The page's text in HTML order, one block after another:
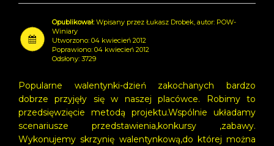
Wpisany przez Łukasz Drobek, autor: POW-
Winiary
Utworzono: 04 kwiecień 2012
Poprawiono: 04 kwiecień 2012
Odsłony: 3729
Popularne walentynki-dzień zakochanych bardzo
dobrze przyjęły się w naszej placówce. Robimy to
przedsięwzięcie metodą projektu.Wspólnie układamy
scenariusze przedstawienia,konkursy ,zabawy.
Wykonujemy skrzynię walentynkową,do której można